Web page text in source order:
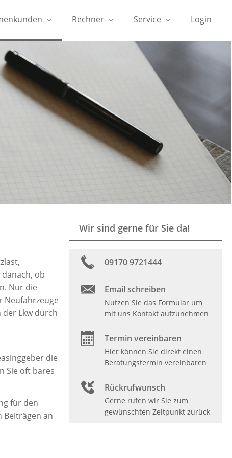
Rechner Service Login
Wir sind gerne für Sie da!
09170 9721444
Email schreiben
Nutzen Sie das Formular um
mit uns Kontakt aufzunehmen
Termin vereinbaren
Hier können Sie direkt einen
Beratungstermin vereinbaren
Rückrufwunsch
Gerne rufen wir Sie zum
gewünschten Zeitpunkt zurück
ob
Nur die
Neufahrzeuge
Lkw durch
die
Sie oft bares
für den
Beiträgen an